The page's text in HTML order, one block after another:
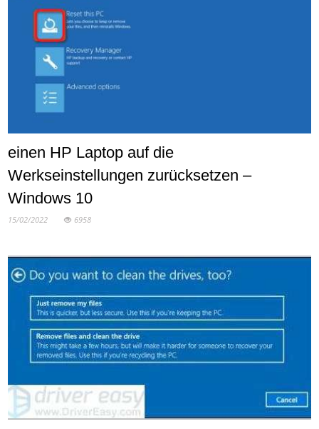
einen HP Laptop auf die
Werkseinstellungen zurücksetzen –
Windows 10
15/02/2022 6958